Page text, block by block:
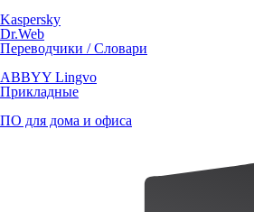
Kaspersky
Dr.Web
Переводчики / Словари
ABBYY Lingvo
Прикладные
ПО для дома и офиса